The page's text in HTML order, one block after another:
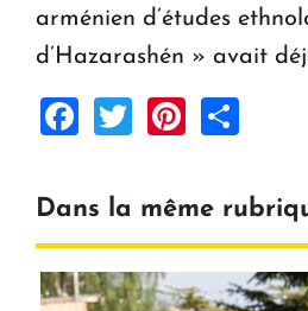
arménien d’études
d’Hazarashén » avait
Facebook
Twitter
Dans la même